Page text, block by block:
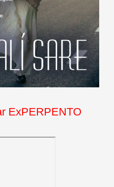
ExPERPENTO